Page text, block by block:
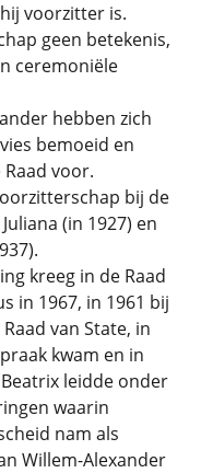
voorzitter is.
geen betekenis,
ceremoniële
hebben zich
bemoeid en
voor.
bij de
(in 1927) en
kreeg in de Raad
in 1967, in 1961 bij
van State, in
kwam en in
leidde onder
waarin
nam als
Willem-Alexander